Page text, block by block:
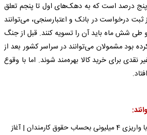
پنج درصد است که به دهک‌های اول تا پنجم تعلق
درخواست در بانک و اعتبارسنجی، می‌توانند
و طی شش ماه باید آن را تسویه کنند. قبل از جنگ
بود مشمولان می‌توانند در سراسر کشور بعد از
نقدی برای خرید کالا بهره‌مند شوند. اما با وقوع
غافلگیری دولت با واریزی 4 میلیونی بحساب حقوق کارمندان | آغاز